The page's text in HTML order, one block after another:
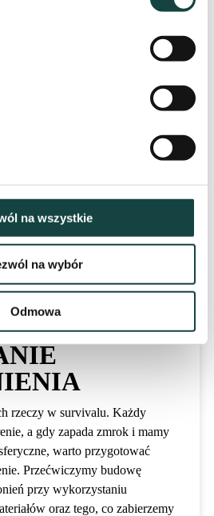
na wszystkie
na wybór
Odmowa
To nie tylko umiejętność
praktycznych, które mogą
krótkofalówkami, pomimo
– czyli jak komunikować się
mieli dostęp do właściwej treści.
algorytmów
MORSE’A – nauka
przesyłanych dźwiękiem lub
rzeczy w survivalu. Każdy
a gdy zapada zmrok i mamy
warto przygotować
Przećwiczymy budowę
przy wykorzystaniu
oraz tego, co zabierzemy